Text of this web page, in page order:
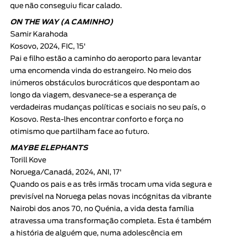
que não conseguiu ficar calado.
ON THE WAY (A CAMINHO)
Samir Karahoda
Kosovo, 2024, FIC, 15'
Pai e filho estão a caminho do aeroporto para levantar
uma encomenda vinda do estrangeiro. No meio dos
inúmeros obstáculos burocráticos que despontam ao
longo da viagem, desvanece-se a esperança de
verdadeiras mudanças políticas e sociais no seu país, o
Kosovo. Resta-lhes encontrar conforto e força no
otimismo que partilham face ao futuro.
MAYBE ELEPHANTS
Torill Kove
Noruega/Canadá, 2024, ANI, 17'
Quando os pais e as três irmãs trocam uma vida segura e
previsível na Noruega pelas novas incógnitas da vibrante
Nairobi dos anos 70, no Quénia, a vida desta família
atravessa uma transformação completa. Esta é também
a história de alguém que, numa adolescência em